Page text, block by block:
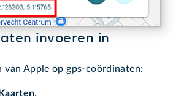
invoeren in
van Apple op gps-coördinaten:
Kaarten.